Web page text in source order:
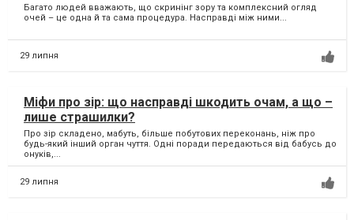
Багато людей вважають, що скринінг зору та комплексний огляд
очей – це одна й та сама процедура. Насправді між ними...
29 липня
Міфи про зір: що насправді шкодить очам, а що –
лише страшилки?
Про зір складено, мабуть, більше побутових переконань, ніж про
будь-який інший орган чуття. Одні поради передаються від бабусь до
онуків,...
29 липня